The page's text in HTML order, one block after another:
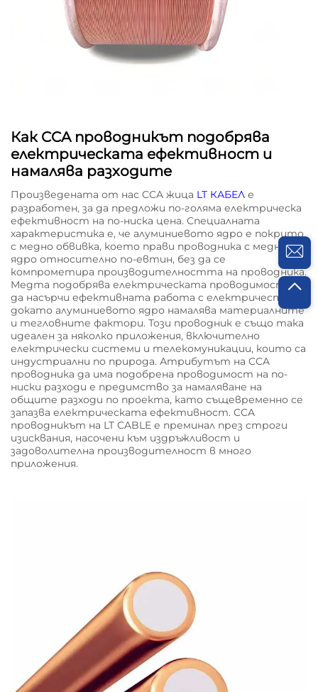
Как CCA проводникът подобрява
електрическата ефективност и
намалява разходите
Произведената от нас CCA жица LT КАБЕЛ е
разработен, за да предложи по-голяма електрическа
ефективност на по-ниска цена. Специалната
характеристика е, че алуминиевото ядро е покрито
с медно обвивка, което прави проводника с медно
ядро относително по-евтин, без да се
компрометира производителността на проводника.
Медта подобрява електрическата проводимост, за
да насърчи ефективната работа с електричество,
докато алуминиевото ядро намалява материалните
и тегловните фактори. Този проводник е също така
идеален за няколко приложения, включително
електрически системи и телекомуникации, които са
индустриални по природа. Атрибутът на CCA
проводника да има подобрена проводимост на по-
ниски разходи е предимство за намаляване на
общите разходи по проекта, като същевременно се
запазва електрическата ефективност. CCA
проводникът на LT CABLE е преминал през строги
изисквания, насочени към издръжливост и
задоволителна производителност в много
приложения.